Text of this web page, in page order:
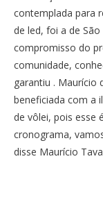
contemplada para
de led, foi a de São
compromisso do
comunidade,
garantiu . Maurício
beneficiada com a
de vôlei, pois esse
cronograma,
disse Maurício